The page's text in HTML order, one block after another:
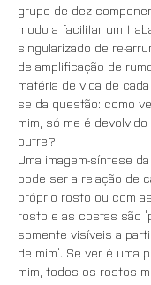
grupo de dez
modo a facilitar um
singularizado de re-
de amplificação de
matéria de vida de
se da questão: como
mim, só me é
outre?
Uma imagem-síntese
pode ser a relação de
próprio rosto ou com
rosto e as costas são
somente visíveis a
de mim’. Se ver é uma
mim, todos os rostos